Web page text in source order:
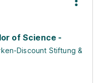
of Science -
Discount Stiftung &